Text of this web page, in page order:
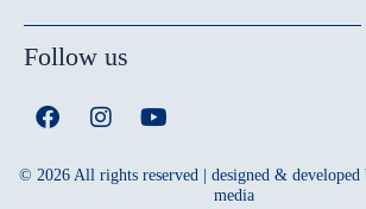
Follow us
© 2026 All rights reserved | designed &
media